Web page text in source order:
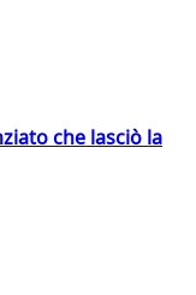
che lasciò la